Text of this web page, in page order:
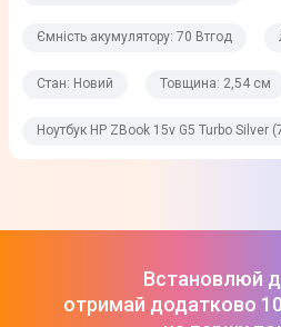
SSD + HDD
Графічні можливості
Виробник відеопроцесора
Ємність акумулятору: 70 Втгод
Стан: Новий Товщина: 2,54 см
Ноутбук HP ZBook 15v G5 Turbo Silver
Встановлюй
отримай додатково